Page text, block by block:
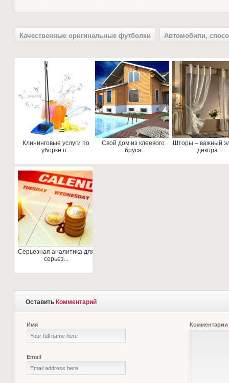
Качественные оригинальные футболки Автомобили,
Клининговые услуги по
уборке п...
Свой дом из клеевого
бруса
Шторы – важный
декора ...
Серьезная аналитика для
серьез...
ОставитьКомментарий
Имя
Email
Комментарии